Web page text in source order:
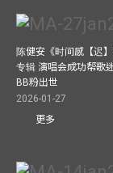
陈健安《时间感【迟
专辑 演唱会成功帮歌
BB粉出世
2026-01-27
更多